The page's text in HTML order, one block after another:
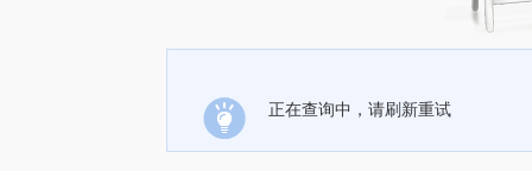
正在查询中，请刷新重试